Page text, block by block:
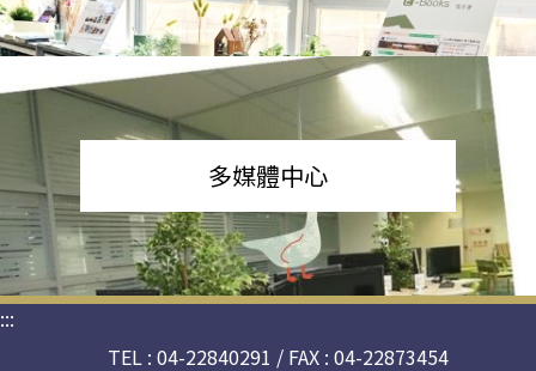
多媒體中心
:::
TEL : 04-22840291 / FAX : 04-22873454